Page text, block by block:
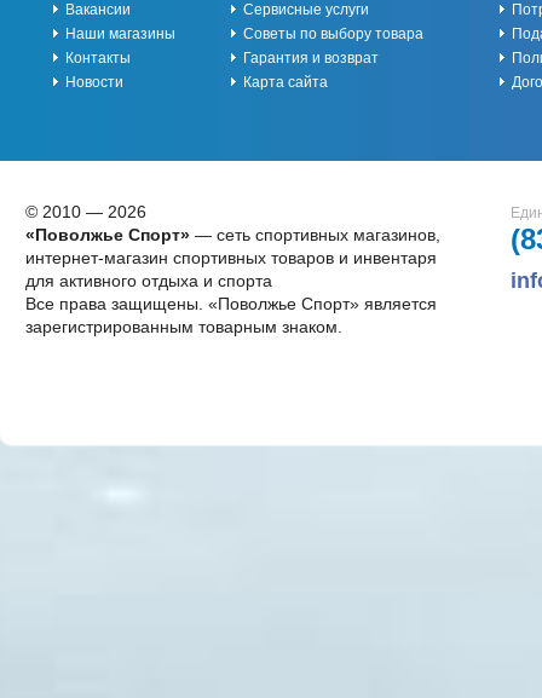
Вакансии
Наши магазины
Контакты
Новости
Сервисные услуги
Советы по выбору товара
Гарантия и возврат
Карта сайта
© 2010 — 2026
«Поволжье Спорт»— сеть спортивных магазинов,
интернет-магазин спортивных товаров и инвентаря
для активного отдыха и спорта
Все права защищены. «Поволжье Спорт» является
зарегистрированным товарным знаком.